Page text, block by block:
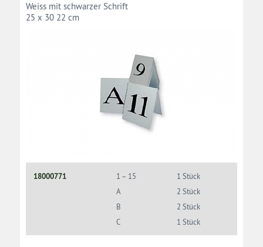
Weiss mit schwarzer Schrift
25 x 30 22 cm
18000771
1 – 15
A
B
C
1 Stück
2 Stück
2 Stück
1 Stück